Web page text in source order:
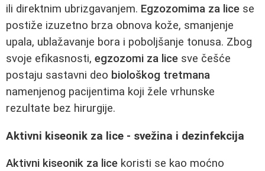
ili direktnim ubrizgavanjem. Egzozomima za lice se
postiže izuzetno brza obnova kože, smanjenje
upala, ublažavanje bora i poboljšanje tonusa. Zbog
svoje efikasnosti, egzozomi za lice sve češće
postaju sastavni deo biološkog tretmana
namenjenog pacijentima koji žele vrhunske
rezultate bez hirurgije.
Aktivni kiseonik za lice - svežina i dezinfekcija
Aktivni kiseonik za lice koristi se kao moćno